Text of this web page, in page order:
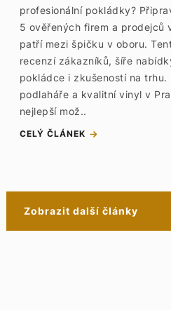
profesionální pokládky?
5 ověřených firem a prodejců
patří mezi špičku v oboru.
recenzí zákazníků, šíře
pokládce i zkušeností na
podlaháře a kvalitní vinyl v
nejlepší mož..
CELÝ ČLÁNEK
Zobrazit další články